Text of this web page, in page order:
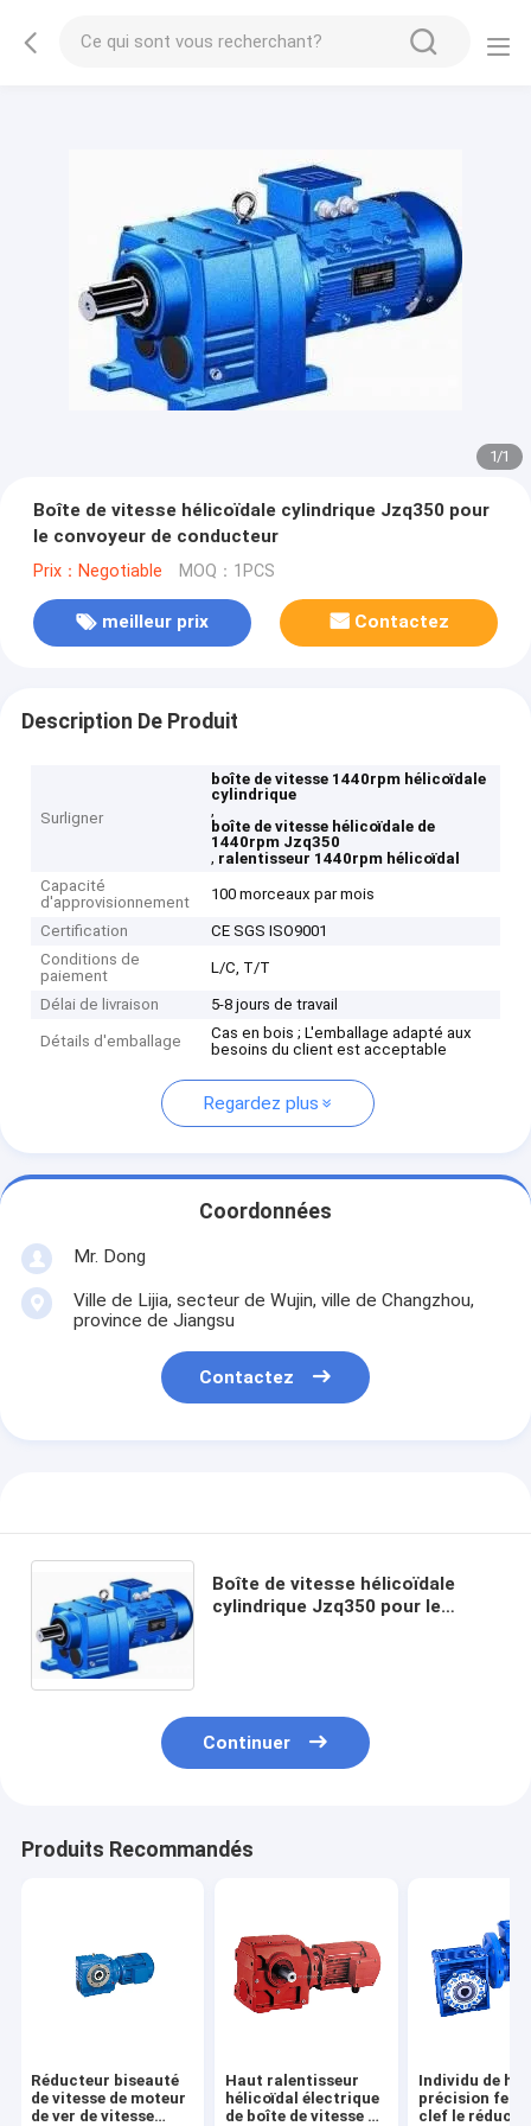
1/1
Boîte de vitesse hélicoïdale cylindrique Jzq350 pour
le convoyeur de conducteur
Prix：Negotiable MOQ：1PCS
meilleur prix Contactez
Description De Produit
Surligner
boîte de vitesse 1440rpm hélicoïdale
cylindrique
,
boîte de vitesse hélicoïdale de
1440rpm Jzq350
, ralentisseur 1440rpm hélicoïdal
Capacité
d'approvisionnement
100 morceaux par mois
Certification
CE SGS ISO9001
Conditions de
paiement
L/C, T/T
Délai de livraison 5-8 jours de travail
Détails d'emballage
Cas en bois ; L'emballage adapté aux
besoins du client est acceptable
Regardez plus
Coordonnées
Mr. Dong
Ville de Lijia, secteur de Wujin, ville de Changzhou,
province de Jiangsu
Contactez
Boîte de vitesse hélicoïdale
cylindrique Jzq350 pour le
Continuer
Produits Recommandés
Réducteur biseauté
de vitesse de moteur
de ver de vitesse
Haut ralentisseur
hélicoïdal électrique
de boîte de vitesse de
Individu de
précision
clef le